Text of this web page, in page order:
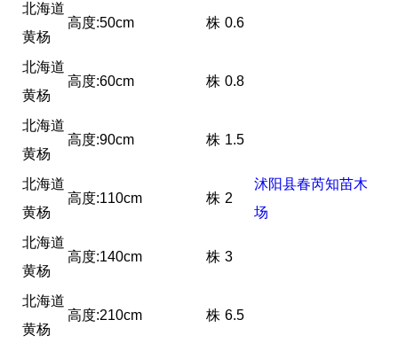
北海道
黄杨
高度:50cm 株 0.6
沭阳县春芮知苗木
场
北海道
黄杨
高度:60cm 株 0.8
北海道
黄杨
高度:90cm 株 1.5
北海道
黄杨
高度:110cm 株 2
北海道
黄杨
高度:140cm 株 3
北海道
黄杨
高度:210cm 株 6.5